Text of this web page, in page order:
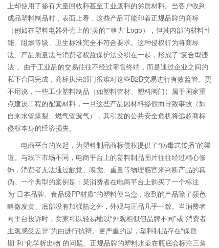
上却使用了掺有大量回收料甚至工业废料的劣质材料。当客户收到
成品塑料制品时，表面上看，这些产品可能印着正规品牌的商标
（例如在塑料电器外壳上的“美的”“格力”Logo），但其内部的材料性
能、阻燃等级、卫生标准完全不符合要求。这种侵权行为将商标
法、产品质量法与消费者权益保护法交织在一起，形成了“复合型违
法”。由于工业品的交易往往不经过零售终端，而是通过企业之间的
私下合同完成，商标执法部门很难对这些B2B交易进行有效监管。更
不用说，一些工业塑料制品（如塑料管材、塑料阀门）属于国家重
点建设工程的配套材料，一旦这些产品因材料掺假而导致事故（如
自来水管爆裂、燃气管漏气），其引发的公共安全危机将远超商标
侵权本身的经济损失。
电商平台的兴起，为塑料制品商标侵权提供了“病毒式传播”的渠
道。与线下市场不同，电商平台上的塑料制品图片往往经过精心修
饰，消费者无法通过触觉、嗅觉、重量等物理感官来判断产品的真
伪。一个典型的案例是：某消费者在电商平台上购买了一个标注
为“日本品牌、食品级PP材质”的塑料便当盒，收到的产品除了颜色
略微发黄、底部没有加强筋之外，外观与正品几乎一致。当消费者
向平台投诉时，卖家可以轻易地以“外观相似但品牌不同”或“消费者
主观感受差异”为由进行抗辩。更严重的是，塑料制品存在“保质
期”和“化学析出物”的问题。正规品牌的塑料水壶在瓶底会标注三角